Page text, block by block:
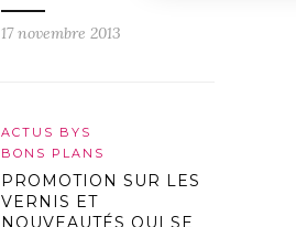
17 novembre 2013
ACTUS BYS
BONS PLANS
PROMOTION SUR LES
VERNIS ET
NOUVEAUTÉS QUI SE